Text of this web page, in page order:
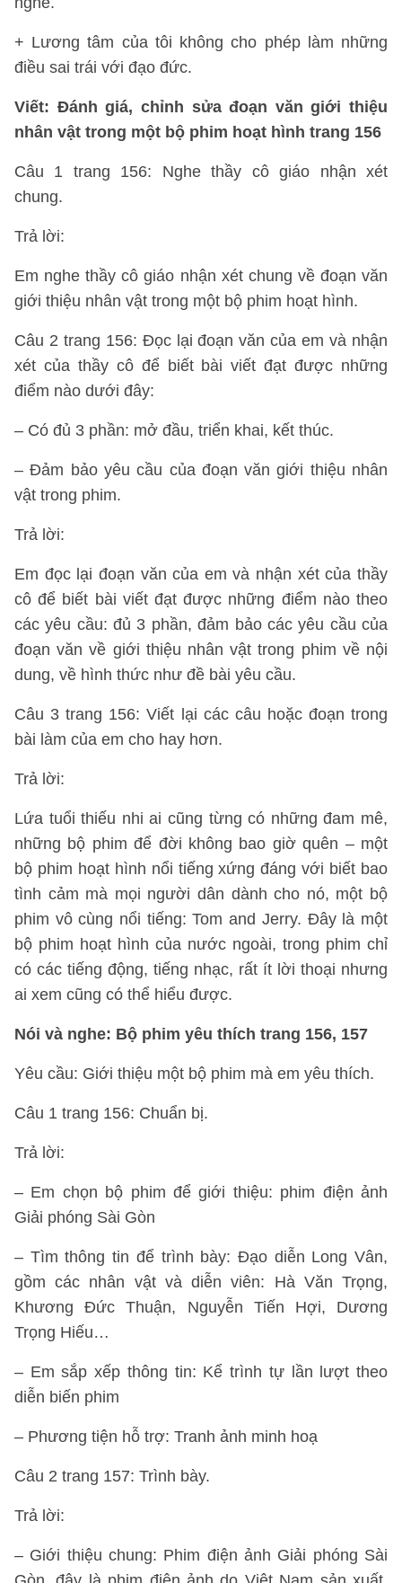
+ Lương tâm của tôi không cho phép làm những
điều sai trái với đạo đức.
Viết: Đánh giá, chỉnh sửa đoạn văngiới thiệu
nhân vật trong một bộ phim hoạt hình trang 156
Câu 1 trang 156: Nghe thầy cô giáo nhận xét
chung.
Trả lời:
Em nghe thầy cô giáo nhận xét chung về đoạn văn
giới thiệu nhân vật trong một bộ phim hoạt hình.
Câu 2 trang 156: Đọc lại đoạn văn của em và nhận
xét của thầy cô để biết bài viết đạt được những
điểm nào dưới đây:
– Có đủ 3 phần: mở đầu, triển khai, kết thúc.
– Đảm bảo yêu cầu của đoạn văn giới thiệu nhân
vật trong phim.
Trả lời:
Em đọc lại đoạn văn của em và nhận xét của thầy
cô để biết bài viết đạt được những điểm nào theo
các yêu cầu: đủ 3 phần, đảm bảo các yêu cầu của
đoạn văn về giới thiệu nhân vật trong phim về nội
dung, về hình thức như đề bài yêu cầu.
Câu 3 trang 156: Viết lại các câu hoặc đoạn trong
bài làm của em cho hay hơn.
Trả lời:
Lứa tuổi thiếu nhi ai cũng từng có những đam mê,
những bộ phim để đời không bao giờ quên – một
bộ phim hoạt hình nổi tiếng xứng đáng với biết bao
tình cảm mà mọi người dân dành cho nó, một bộ
phim vô cùng nổi tiếng: Tom and Jerry. Đây là một
bộ phim hoạt hình của nước ngoài, trong phim chỉ
có các tiếng động, tiếng nhạc, rất ít lời thoại nhưng
ai xem cũng có thể hiểu được.
Nói và nghe: Bộ phim yêu thích trang 156, 157
Yêu cầu: Giới thiệu một bộ phim mà em yêu thích.
Câu 1 trang 156: Chuẩn bị.
Trả lời:
– Em chọn bộ phim để giới thiệu: phim điện ảnh
Giải phóng Sài Gòn
– Tìm thông tin để trình bày: Đạo diễn Long Vân,
gồm các nhân vật và diễn viên: Hà Văn Trọng,
Khương Đức Thuận, Nguyễn Tiến Hợi, Dương
Trọng Hiếu…
– Em sắp xếp thông tin: Kể trình tự lần lượt theo
diễn biến phim
– Phương tiện hỗ trợ: Tranh ảnh minh hoạ
Câu 2 trang 157: Trình bày.
Trả lời:
– Giới thiệu chung: Phim điện ảnh Giải phóng Sài